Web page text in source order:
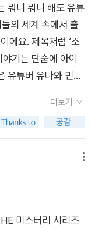
을 빈 후 실종되었
‘행운음원’과 꿈 속
익숙한 SNS와 유
추리 소설입니다.단
는 이야기가 아니라,
않고 결국 진실을 용
밀을 쫓아가는 과
면 좋겠어요.또또
터리 추리소설 좋
합니다.💬 여러분
빌겠습니까?#비
하였습니다.
뭐니 뭐니 해도 유튜
들의 세계 속에서 출
에요. 제목처럼 ‘소
기는 단숨에 아이
유튜버 유나와 민재
뒤에는 예상치 못한
소리를 듣게 되면
게도 그런 일이 생기
요. 아이들이 몰입하
다른 매력은 단순
미를 담고 있다는
더보기
미스터리 시리즈